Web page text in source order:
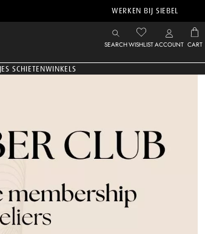
WERKEN BIJ SIEBEL
SEARCHWISHLISTACCOUNT CART
SCHIETENWINKELS